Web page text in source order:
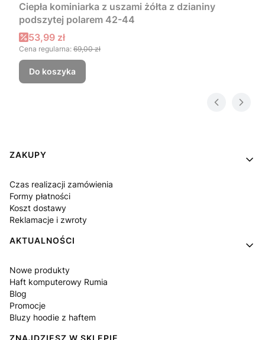
Ciepła kominiarka z uszami żółta z dzianiny
podszytej polarem 42-44
Cena promocyjna
53,99 zł
Cena regularna: 69,00 zł
Do koszyka
Linki w stopce
ZAKUPY
Czas realizacji zamówienia
Formy płatności
Koszt dostawy
Reklamacje i zwroty
AKTUALNOŚCI
Nowe produkty
Haft komputerowy Rumia
Blog
Promocje
Bluzy hoodie z haftem